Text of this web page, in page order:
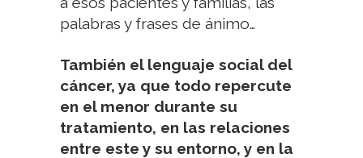
palabras y frases de ánimo…
También el lenguaje social del
cáncer, ya que todo repercute
en el menor durante su
tratamiento, en las relaciones
entre este y su entorno, y en la